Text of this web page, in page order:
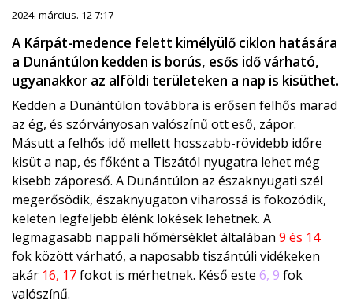
2024. március. 12 7:17
A Kárpát-medence felett kimélyülő ciklon hatására
a Dunántúlon kedden is borús, esős idő várható,
ugyanakkor az alföldi területeken a nap is kisüthet.
Kedden a Dunántúlon továbbra is erősen felhős marad
az ég, és szórványosan valószínű ott eső, zápor.
Másutt a felhős idő mellett hosszabb-rövidebb időre
kisüt a nap, és főként a Tiszától nyugatra lehet még
kisebb záporeső. A Dunántúlon az északnyugati szél
megerősödik, északnyugaton viharossá is fokozódik,
keleten legfeljebb élénk lökések lehetnek. A
legmagasabb nappali hőmérséklet általában 9 és 14
fok között várható, a naposabb tiszántúli vidékeken
akár 16, 17fokot is mérhetnek. Késő este 6, 9 fok
valószínű.